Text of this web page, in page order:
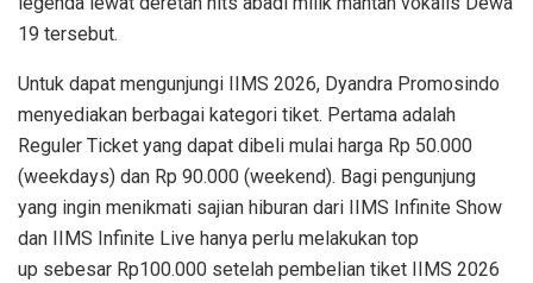
19 tersebut.
Untuk dapat mengunjungi IIMS 2026, Dyandra Promosindo
menyediakan berbagai kategori tiket. Pertama adalah
Reguler Ticket yang dapat dibeli mulai harga Rp 50.000
(weekdays) dan Rp 90.000 (weekend). Bagi pengunjung
yang ingin menikmati sajian hiburan dari IIMS Infinite Show
dan IIMS Infinite Live hanya perlu melakukan top
up sebesar Rp100.000 setelah pembelian tiket IIMS 2026